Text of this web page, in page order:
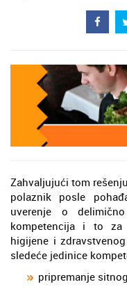
Zahvaljujući tom
polaznik posle
uverenje o
kompetencija i to za
higijene i
sledeće jedinice
pripremanje